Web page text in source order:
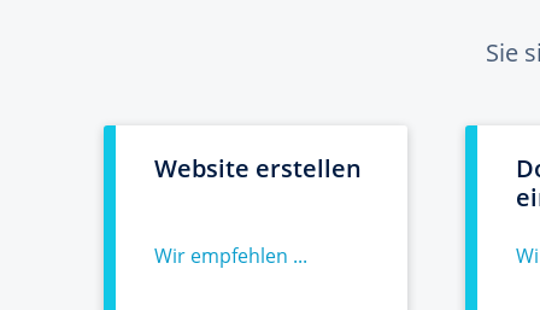
Sie
Website erstellen
Wir empfehlen ...